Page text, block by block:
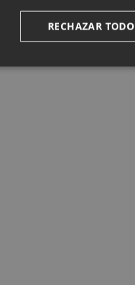
RECHAZAR TODO